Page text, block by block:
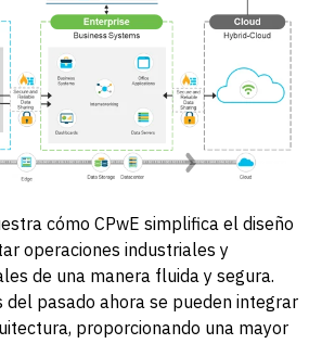
cómo CPwE simplifica el diseño
operaciones industriales y
de una manera fluida y segura.
del pasado ahora se pueden integrar
proporcionando una mayor